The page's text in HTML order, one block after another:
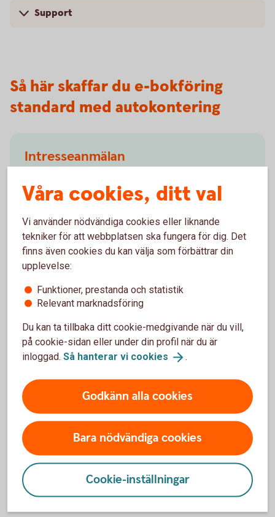
Support
Så här skaffar du e-bokföring
standard med autokontering
Intresseanmälan
Besök oss
Hitta dittbankkontor
Ring oss
Ring oss för att få hjälp med företagets affärer.
Ring 0304-67 68 69
Våra cookies, ditt val
Vi använder nödvändiga cookies eller liknande
tekniker för att webbplatsen ska fungera för dig. Det
finns även cookies du kan välja som förbättrar din
upplevelse:
Funktioner, prestanda och statistik
Relevant marknadsföring
Du kan ta tillbaka ditt cookie-medgivande när du vill,
på cookie-sidan eller under din profil när du är
inloggad. Så hanterar vi cookies .
Godkänn alla cookies
Bara nödvändiga cookies
Cookie-inställningar